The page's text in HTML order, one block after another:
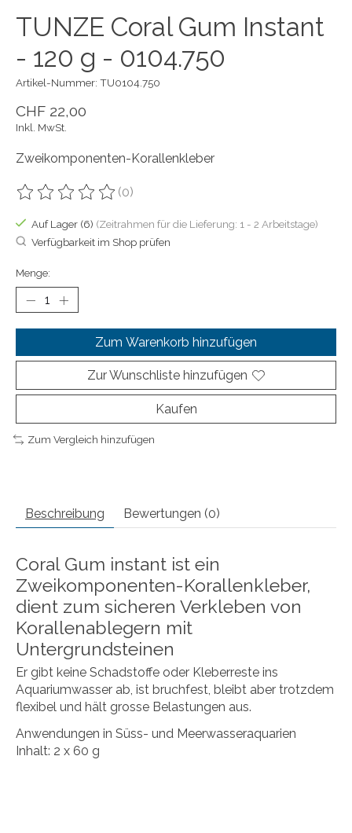
TUNZE Coral Gum Instant
- 120 g - 0104.750
Artikel-Nummer: TU0104.750
CHF 22,00
Inkl. MwSt.
Zweikomponenten-Korallenkleber
Die Bewertung dieses Produkts ist
(0)
Auf Lager (6) (Zeitrahmen für die Lieferung: 1 - 2 Arbeitstage)
Verfügbarkeit im Shop prüfen
Menge:
Zum Warenkorb hinzufügen
Zur Wunschliste hinzufügen
Kaufen
Zum Vergleich hinzufügen
Beschreibung Bewertungen (0)
Coral Gum instant ist ein
Zweikomponenten-Korallenkleber,
dient zum sicheren Verkleben von
Korallenablegern mit
Untergrundsteinen
Er gibt keine Schadstoffe oder Kleberreste ins
Aquariumwasser ab, ist bruchfest, bleibt aber trotzdem
flexibel und hält grosse Belastungen aus.
Anwendungen in Süss- und Meerwasseraquarien
Inhalt: 2 x 60 g